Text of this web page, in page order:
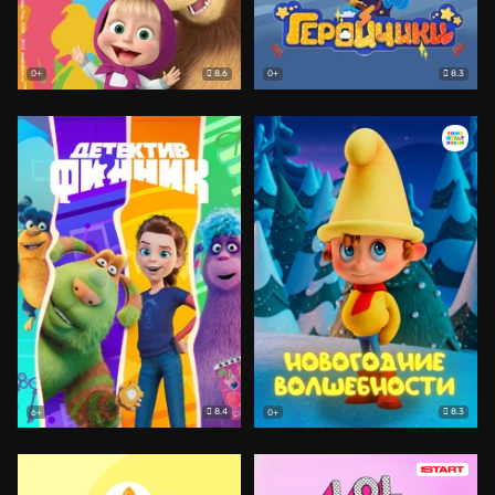
0+ 8.6 0+ 8.3
6+ 8.4 0+ 8.3